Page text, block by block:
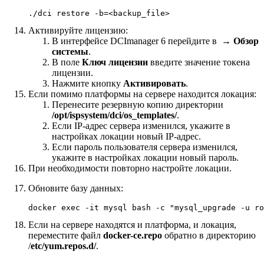
./dci restore -b=<backup_file>
Активируйте лицензию:
В интерфейсе DCImanager 6 перейдите в
→ Обзор
системы.
В поле Ключ лицензии введите значение токена
лицензии.
Нажмите кнопку Активировать.
Если помимо платформы на сервере находится локация:
Перенесите резервную копию директории
/opt/ispsystem/dci/os_templates/.
Если IP-адрес сервера изменился, укажите в
настройках локации новый IP-адрес.
Если пароль пользователя сервера изменился,
укажите в настройках локации новый пароль.
При необходимости повторно настройте локации.
Обновите базу данных:
docker exec -it mysql bash -c "mysql_upgrade -u root -
Если на сервере находятся и платформа, и локация,
переместите файл docker-ce.repo обратно в директорию
/etc/yum.repos.d/.